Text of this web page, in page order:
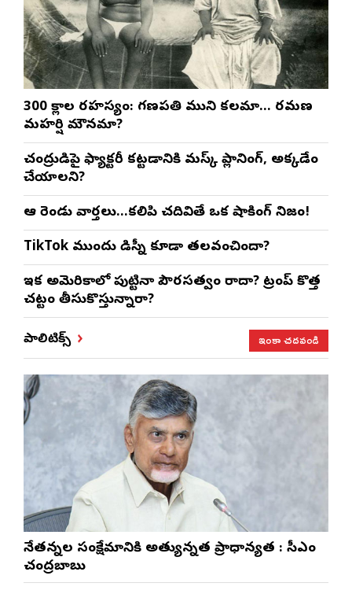
300 శ్లోకాల రహస్యం: గణపతి ముని కలమా… రమణ
మహర్షి మౌనమా?
చంద్రుడిపై ఫ్యాక్టరీ కట్టడానికి మస్క్ ప్లానింగ్, అక్కడేం
చేయాలని?
ఆ రెండు వార్తలు…కలిపి చదివితే ఒక షాకింగ్ నిజం!
TikTok ముందు డిస్నీ కూడా తలవంచిందా?
ఇక అమెరికాలో పుట్టినా పౌరసత్వం రాదా? ట్రంప్ కొత్త
చట్టం తీసుకొస్తున్నారా?
పాలిటిక్స్ ఇంకా చదవండి
నేతన్నల సంక్షేమానికి అత్యున్నత ప్రాధాన్యత : సీఎం
చంద్రబాబు